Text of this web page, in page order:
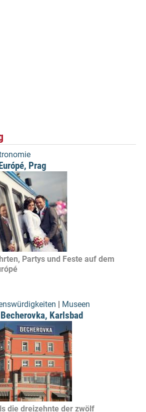
Prag
Partys und Feste auf dem
| Museen
Karlsbad
die dreizehnte der zwölf